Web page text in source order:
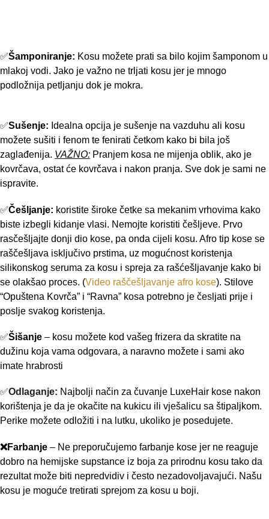
✅Šamponiranje: Kosu možete prati sa bilo kojim šamponom u
mlakoj vodi. Jako je važno ne trljati kosu jer je mnogo
podložnija petljanju dok je mokra.
✅Sušenje: Idealna opcija je sušenje na vazduhu ali kosu
možete sušiti i fenom te fenirati četkom kako bi bila još
zaglađenija. VAŽNO: Pranjem kosa ne mijenja oblik, ako je
kovrčava, ostat će kovrčava i nakon pranja. Sve dok je sami ne
ispravite.
✅Češljanje: koristite široke četke sa mekanim vrhovima kako
biste izbegli kidanje vlasi. Nemojte koristiti češljeve. Prvo
rasčešljajte donji dio kose, pa onda cijeli kosu. Afro tip kose se
raščešljava isključivo prstima, uz mogućnost koristenja
silikonskog seruma za kosu i spreja za rašćešljavanje kako bi
se olakšao proces. (Video raščešljavanje afro kose). Stilove
“Opuštena Kovrča” i “Ravna” kosa potrebno je česljati prije i
poslje svakog koristenja.
✅Šišanje – kosu možete kod vašeg frizera da skratite na
dužinu koja vama odgovara, a naravno možete i sami ako
imate hrabrosti
✅Odlaganje: Najbolji način za čuvanje LuxeHair kose nakon
korištenja je da je okačite na kukicu ili vješalicu sa štipaljkom.
Perike možete odložiti i na lutku, ukoliko je posedujete.
❌Farbanje – Ne preporučujemo farbanje kose jer ne reaguje
dobro na hemijske supstance iz boja za prirodnu kosu tako da
rezultat može biti nepredvidiv i često nezadovoljavajući. Našu
kosu je moguće tretirati sprejom za kosu u boji.